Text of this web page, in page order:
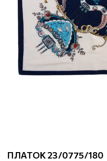
ПЛАТОК 23/0775/180